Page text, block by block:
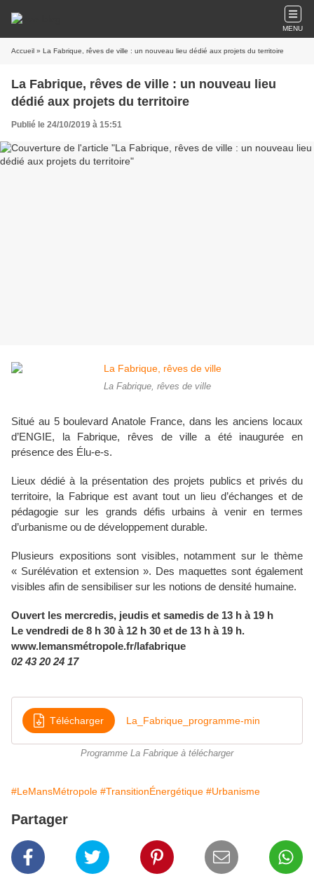
MENU
Accueil » La Fabrique, rêves de ville : un nouveau lieu dédié aux projets du territoire
La Fabrique, rêves de ville : un nouveau lieu
dédié aux projets du territoire
Publié le 24/10/2019 à 15:51
La Fabrique, rêves de ville
Situé au 5 boulevard Anatole France, dans les anciens locaux
d’ENGIE,
la Fabrique, rêves de ville a été inaugurée en
présence des Élu-e-s.
Lieux dédié à la présentation des projets publics et privés du
territoire,
la Fabrique est avant tout un lieu d’échanges et de
pédagogie sur les grands défis urbains à venir en termes
d’urbanisme ou de développement durable.
Plusieurs expositions sont visibles, notamment sur le thème
« Surélévation et extension ». Des maquettes sont également
visibles afin de sensibiliser sur les notions de densité humaine.
Ouvert les mercredis, jeudis et samedis de 13 h à 19 h
Le vendredi de 8 h 30 à 12 h 30 et de 13 h à 19 h.
www.lemansmétropole.fr/lafabrique
02 43 20 24 17
Télécharger La_Fabrique_programme-min
Programme La Fabrique à télécharger
#LeMansMétropole #TransitionÉnergétique #Urbanisme
Partager